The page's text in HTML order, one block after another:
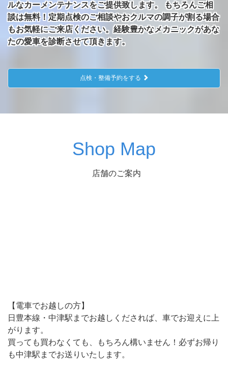
ルなカーメンテナンスをご提供致します。 もちろんご相
談は無料！定期点検のご相談やおクルマの調子が割る場合
もお気軽にご来店ください。経験豊かなメカニックがあな
たの愛車を診断させて頂きます。
点検・整備予約をする
Shop Map
店舗のご案内
【電車でお越しの方】
日豊本線・中津駅までお越しくだされば、車でお迎えに上
がります。
買っても買わなくても、もちろん構いません！必ずお帰り
も中津駅までお送りいたします。